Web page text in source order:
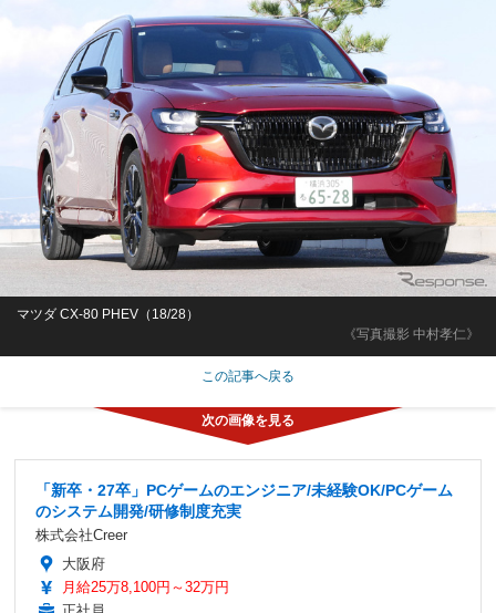
《写真撮影 中村孝仁》
マツダ CX-80 PHEV（18/28）
この記事へ戻る
「新卒・27卒」PCゲームのエンジニア/未経験OK/PCゲーム
のシステム開発/研修制度充実
株式会社Creer
大阪府
月給25万8,100円～32万円